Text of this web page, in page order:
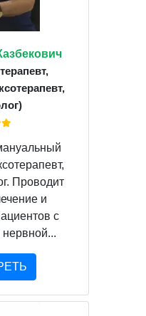
Проводит
и
с